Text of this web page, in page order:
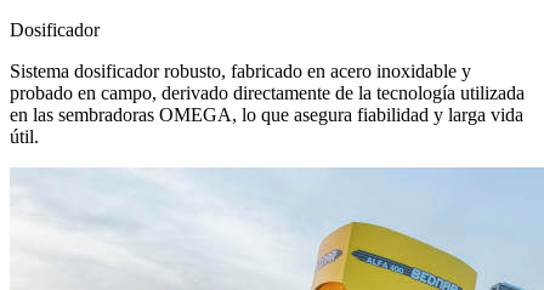
Dosificador
Sistema dosificador robusto, fabricado en acero inoxidable y
probado en campo, derivado directamente de la tecnología utilizada
en las sembradoras OMEGA, lo que asegura fiabilidad y larga vida
útil.